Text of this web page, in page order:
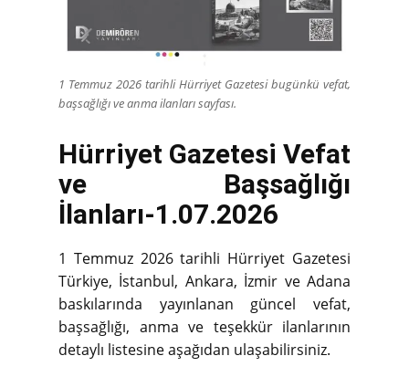
1 Temmuz 2026 tarihli Hürriyet Gazetesi bugünkü vefat,
başsağlığı ve anma ilanları sayfası.
Hürriyet Gazetesi Vefat
ve Başsağlığı
İlanları-1.07.2026
1 Temmuz 2026 tarihli Hürriyet Gazetesi
Türkiye, İstanbul, Ankara, İzmir ve Adana
baskılarında yayınlanan güncel vefat,
başsağlığı, anma ve teşekkür ilanlarının
detaylı listesine aşağıdan ulaşabilirsiniz.